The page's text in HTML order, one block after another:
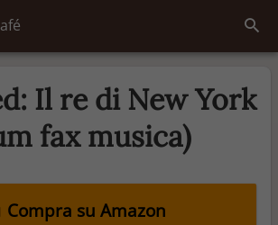
Il re di New York
fax musica)
Compra su Amazon